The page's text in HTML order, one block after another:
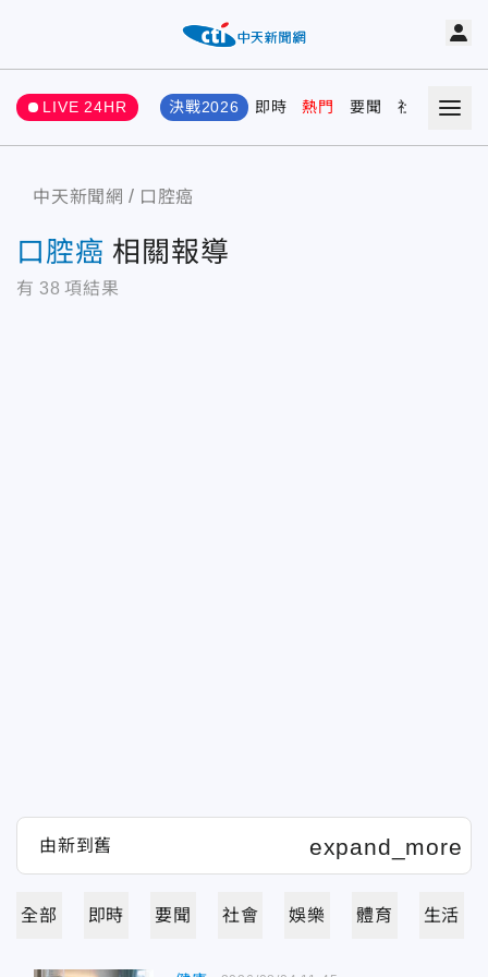
LIVE 24HR 決戰2026 即時 熱門 要聞 社會 娛樂
中天新聞網 口腔癌
口腔癌 相關報導
有 38 項結果
全部 即時 要聞 社會 娛樂 體育 生活